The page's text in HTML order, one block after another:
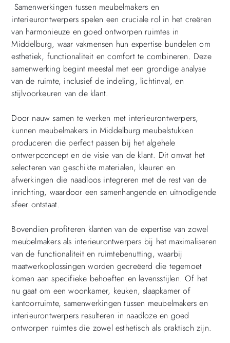
Samenwerkingen tussen meubelmakers en
interieurontwerpers spelen een cruciale rol in het creëren
van harmonieuze en goed ontworpen ruimtes in
Middelburg, waar vakmensen hun expertise bundelen om
esthetiek, functionaliteit en comfort te combineren. Deze
samenwerking begint meestal met een grondige analyse
van de ruimte, inclusief de indeling, lichtinval, en
stijlvoorkeuren van de klant.
Door nauw samen te werken met interieurontwerpers,
kunnen meubelmakers in Middelburg meubelstukken
produceren die perfect passen bij het algehele
ontwerpconcept en de visie van de klant. Dit omvat het
selecteren van geschikte materialen, kleuren en
afwerkingen die naadloos integreren met de rest van de
inrichting, waardoor een samenhangende en uitnodigende
sfeer ontstaat.
Bovendien profiteren klanten van de expertise van zowel
meubelmakers als interieurontwerpers bij het maximaliseren
van de functionaliteit en ruimtebenutting, waarbij
maatwerkoplossingen worden gecreëerd die tegemoet
komen aan specifieke behoeften en levensstijlen. Of het
nu gaat om een ​​woonkamer, keuken, slaapkamer of
kantoorruimte, samenwerkingen tussen meubelmakers en
interieurontwerpers resulteren in naadloze en goed
ontworpen ruimtes die zowel esthetisch als praktisch zijn.